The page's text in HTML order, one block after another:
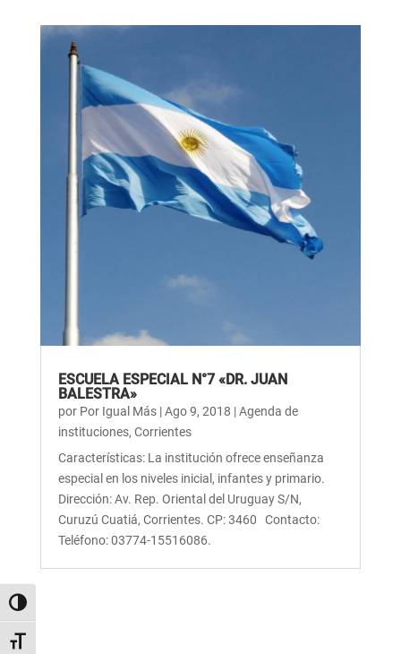
Alternar alto contraste
Alternar tamaño de letra
ESCUELA ESPECIAL N°7 «DR. JUAN
BALESTRA»
por Por Igual Más|Ago 9, 2018 |Agenda de
instituciones, Corrientes
Características: La institución ofrece enseñanza
especial en los niveles inicial, infantes y primario.
Dirección: Av. Rep. Oriental del Uruguay S/N,
Curuzú Cuatiá, Corrientes. CP: 3460 Contacto:
Teléfono: 03774-15516086.